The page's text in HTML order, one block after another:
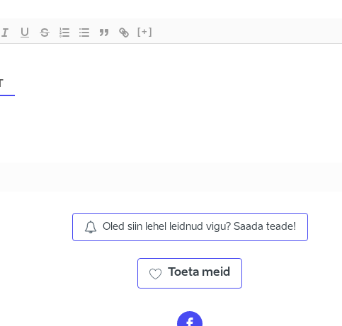
[+]
Oled siin lehel leidnud vigu? Saada teade!
Toeta meid